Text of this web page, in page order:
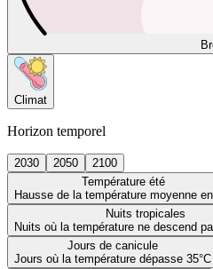
Climat
Horizon temporel
2030 2050
2100
Température été
Hausse de la température moyenne
Nuits tropicales
Nuits où la température ne descend
Jours de canicule
Jours où la température dépasse 35°C